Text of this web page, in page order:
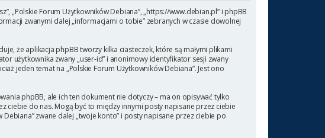
„Polskie Forum Użytkowników Debiana”, „https://www.debian.pl” i phpBB
zwanymi dalej „informacjami o tobie” zebranych w czasie dowolnej
że aplikacja phpBB tworzy kilka ciasteczek, które są małymi plikami
użytkownika zwany „user-id” i anonimowy identyfikator sesji zwany
jeden temat na „Polskie Forum Użytkowników Debiana”. Jest ono
phpBB, ale ich ten dokument nie dotyczy – ma on opisywać tylko
do nas. Mogą być to między innymi posty napisane przez ciebie
zwane dalej „twoje konto” i posty napisane przez ciebie po